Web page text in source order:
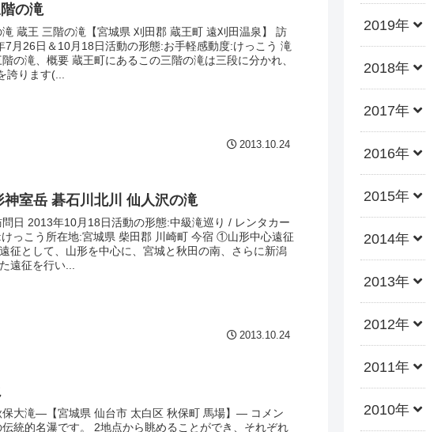
の滝
蔵王 三階の滝【宮城県 刈田郡 蔵王町 遠刈田温泉】 訪
7月26日＆10月18日活動の形態:お手軽感動度:けっこう 滝
の滝、概要 蔵王町にあるこの三階の滝は三段に分かれ、
誇ります(...
2013.10.24
神室岳 碁石川北川 仙人沢の滝
日 2013年10月18日活動の形態:中級滝巡り / レンタカー
っこう所在地:宮城県 柴田郡 川崎町 今宿 ①山形中心遠征
征として、山形を中心に、宮城と秋田の南、さらに新潟
遠征を行い...
2013.10.24
保大滝—【宮城県 仙台市 太白区 秋保町 馬場】— コメン
伝統的名瀑です。 2地点から眺めることができ、それぞれ
2019年
2018年
2017年
2016年
2015年
2014年
2013年
2012年
2011年
2010年